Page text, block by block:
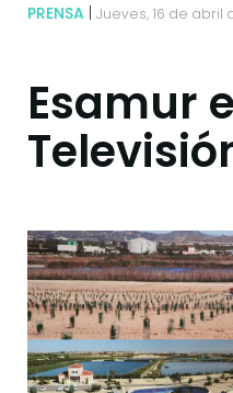
PRENSA Jueves, 16 de abril
Esamur